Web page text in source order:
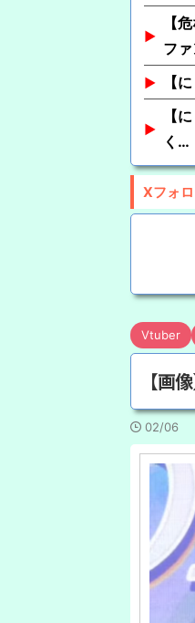
【
フ
【
【
く…
Xフォ
Vtuber
【画
02/06